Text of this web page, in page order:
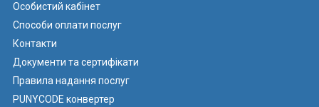
Особистий кабінет
Способи оплати послуг
Контакти
Документи та сертифікати
Правила надання послуг
PUNYCODE конвертер